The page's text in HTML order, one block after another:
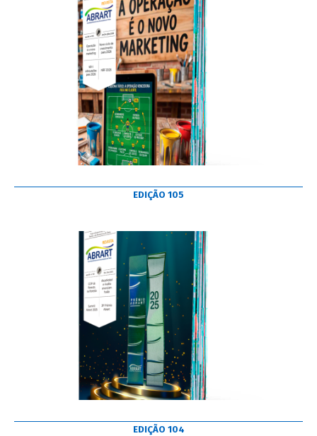
EDIÇÃO 105
EDIÇÃO 104